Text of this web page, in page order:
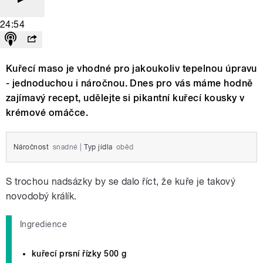
24:54
Kuřecí maso je vhodné pro jakoukoliv tepelnou úpravu
- jednoduchou i náročnou. Dnes pro vás máme hodně
zajímavý recept, udělejte si pikantní kuřecí kousky v
krémové omáčce.
Náročnost snadné Typ jídla oběd
S trochou nadsázky by se dalo říct, že kuře je takový
novodobý králík.
Ingredience
kuřecí prsní řízky 500 g